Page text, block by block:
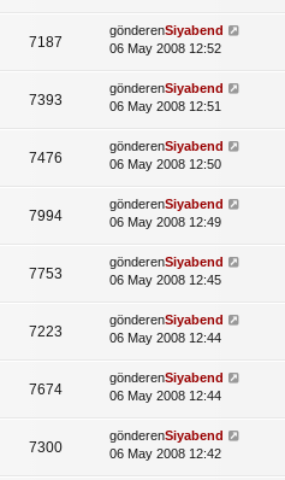
7187
gönderenSiyabend
06 May 2008 12:52
7393
gönderenSiyabend
06 May 2008 12:51
7476
gönderenSiyabend
06 May 2008 12:50
7994
gönderenSiyabend
06 May 2008 12:49
7753
gönderenSiyabend
06 May 2008 12:45
7223
gönderenSiyabend
06 May 2008 12:44
7674
gönderenSiyabend
06 May 2008 12:44
7300
gönderenSiyabend
06 May 2008 12:42